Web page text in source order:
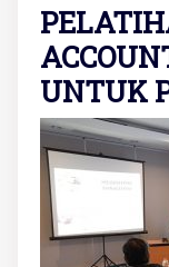
UNTUK